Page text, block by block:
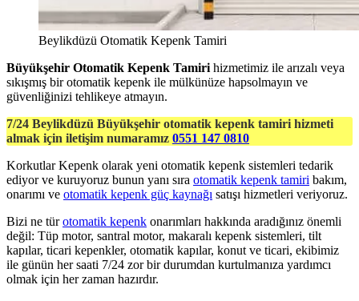
Beylikdüzü Otomatik Kepenk Tamiri
Büyükşehir Otomatik Kepenk Tamiri hizmetimiz ile arızalı veya
sıkışmış bir otomatik kepenk ile mülkünüze hapsolmayın ve
güvenliğinizi tehlikeye atmayın.
7/24 Beylikdüzü Büyükşehir otomatik kepenk tamiri hizmeti
almak için iletişim numaramız 0551 147 0810
Korkutlar Kepenk olarak yeni otomatik kepenk sistemleri tedarik
ediyor ve kuruyoruz bunun yanı sıra otomatik kepenk tamiri bakım,
onarımı ve otomatik kepenk güç kaynağı satışı hizmetleri veriyoruz.
Bizi ne türotomatik kepenk onarımları hakkında aradığınız önemli
değil: Tüp motor, santral motor, makaralı kepenk sistemleri, tilt
kapılar, ticari kepenkler, otomatik kapılar, konut ve ticari, ekibimiz
ile günün her saati 7/24 zor bir durumdan kurtulmanıza yardımcı
olmak için her zaman hazırdır.